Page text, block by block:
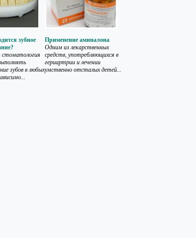
зубное
стоматология
зубов в любых
Применение аминалона
Одним из лекарственных
средств, употребляющихся в
гериартрии и лечении
умственно отсталых детей...